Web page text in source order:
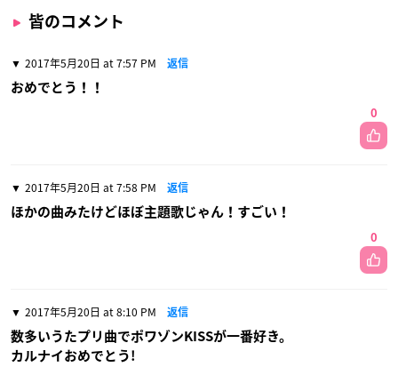
皆のコメント
2017年5月20日 at 7:57 PM 返信
おめでとう！！
0
2017年5月20日 at 7:58 PM 返信
ほかの曲みたけどほぼ主題歌じゃん！すごい！
0
2017年5月20日 at 8:10 PM 返信
数多いうたプリ曲でポワゾンKISSが一番好き。
カルナイおめでとう!